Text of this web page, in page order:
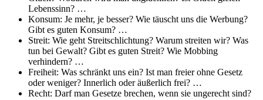
Lebenssinn? …
Konsum: Je mehr, je besser? Wie täuscht uns die Werbung?
Gibt es guten Konsum? …
Streit: Wie geht Streitschlichtung? Warum streiten wir? Was
tun bei Gewalt? Gibt es guten Streit? Wie Mobbing
verhindern? …
Freiheit: Was schränkt uns ein? Ist man freier ohne Gesetz
oder weniger? Innerlich oder äußerlich frei? …
Recht: Darf man Gesetze brechen, wenn sie ungerecht sind?